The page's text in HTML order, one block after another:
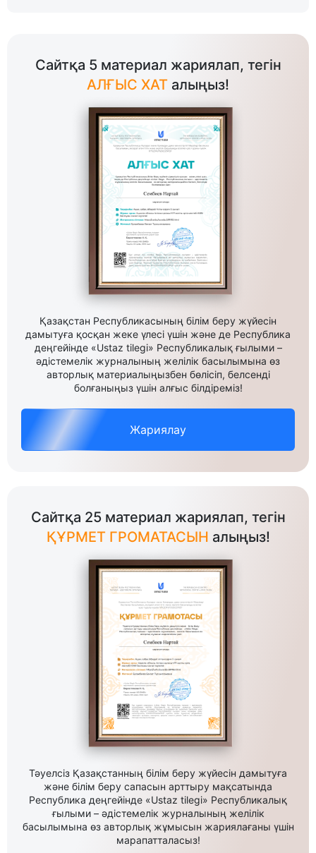
Сайтқа 5 материал жариялап, тегін
АЛҒЫС ХАТ алыңыз!
Қазақстан Республикасының білім беру жүйесін
дамытуға қосқан жеке үлесі үшін және де Республика
деңгейінде «Ustaz tilegi» Республикалық ғылыми –
әдістемелік журналының желілік басылымына өз
авторлық материалыңызбен бөлісіп, белсенді
болғаныңыз үшін алғыс білдіреміз!
Жариялау
Сайтқа 25 материал жариялап, тегін
ҚҰРМЕТ ГРОМАТАСЫН алыңыз!
Тәуелсіз Қазақстанның білім беру жүйесін дамытуға
және білім беру сапасын арттыру мақсатында
Республика деңгейінде «Ustaz tilegi» Республикалық
ғылыми – әдістемелік журналының желілік
басылымына өз авторлық жұмысын жариялағаны үшін
марапатталасыз!